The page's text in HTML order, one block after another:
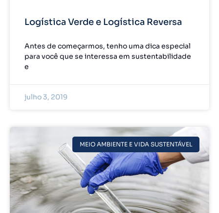
Logística Verde e Logística Reversa
Antes de começarmos, tenho uma dica especial
para você que se interessa em sustentabilidade
e
julho 3, 2019
MEIO AMBIENTE E VIDA SUSTENTÁVEL